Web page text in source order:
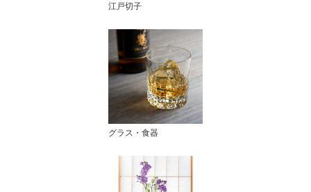
江戸切子
グラス・食器